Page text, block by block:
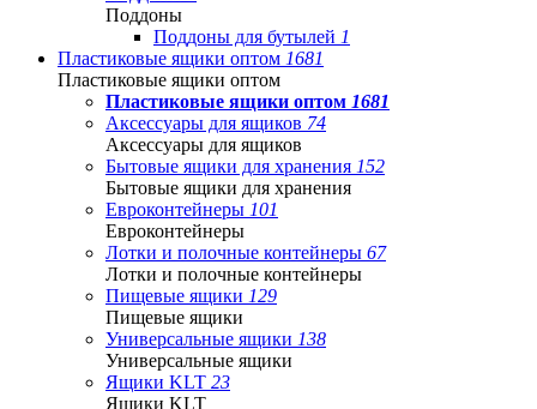
Поддоны
Поддоны для бутылей 1
Пластиковые ящики оптом 1681
Пластиковые ящики оптом
Пластиковые ящики оптом 1681
Аксессуары для ящиков 74
Аксессуары для ящиков
Бытовые ящики для хранения 152
Бытовые ящики для хранения
Евроконтейнеры 101
Евроконтейнеры
Лотки и полочные контейнеры 67
Лотки и полочные контейнеры
Пищевые ящики 129
Пищевые ящики
Универсальные ящики 138
Универсальные ящики
Ящики KLT 23
Ящики KLT